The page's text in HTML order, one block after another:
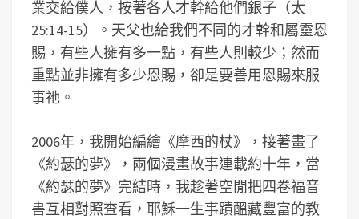
業交給僕人，按著各人才幹給他們銀子（太
25:14-15）。天父也給我們不同的才幹和屬靈恩
賜，有些人擁有多一點，有些人則較少；然而
重點並非擁有多少恩賜，卻是要善用恩賜來服
事祂。
2006年，我開始編繪《摩西的杖》，接著畫了
《約瑟的夢》，兩個漫畫故事連載約十年，當
《約瑟的夢》完結時，我趁著空閒把四卷福音
書互相對照查看，耶穌一生事蹟醞藏豐富的教